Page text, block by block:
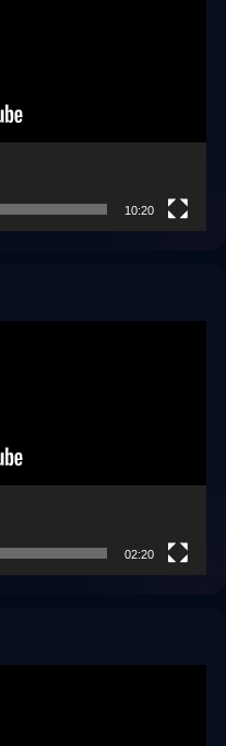
10:20
02:20